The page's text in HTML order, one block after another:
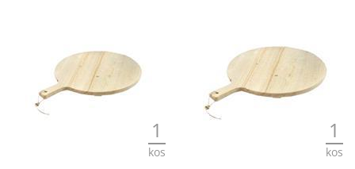
1
kos
1
kos